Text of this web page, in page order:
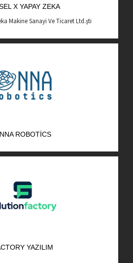
AR-GE Portal
Kariyer Portal
EN
X YAPAY ZEKA
Makine Sanayi Ve Ticaret Ltd.şti
ROBOTICS
YAZILIM